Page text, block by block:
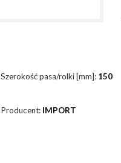
Szerokość pasa/rolki [mm]: 150
Producent: IMPORT